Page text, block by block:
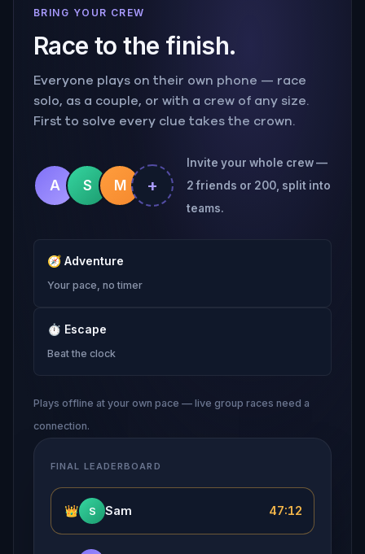
BRING YOUR CREW
Race to the finish.
Everyone plays on their own phone — race
solo, as a couple, or with a crew of any size.
First to solve every clue takes the crown.
A S M +
Invite your whole crew —
2 friends or 200, split into
teams.
🧭 Adventure
Your pace, no timer
⏱ Escape
Beat the clock
Plays offline at your own pace — live group races need a
connection.
FINAL LEADERBOARD
👑 S Sam 47:12